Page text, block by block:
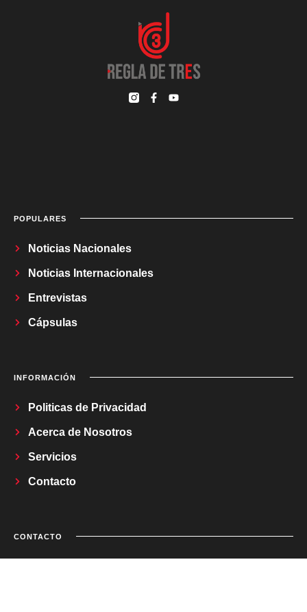
POPULARES
Noticias Nacionales
Noticias Internacionales
Entrevistas
Cápsulas
INFORMACIÓN
Politicas de Privacidad
Acerca de Nosotros
Servicios
Contacto
CONTACTO